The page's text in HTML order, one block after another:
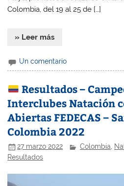
Colombia, del 19 al 25 de […]
» Leer más
Un comentario
Resultados –
Interclubes Natación
Abiertas FEDECAS –
Colombia 2022
27 marzo 2022 Colombia
Resultados